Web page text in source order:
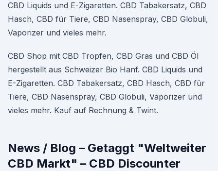
CBD Liquids und E-Zigaretten. CBD Tabakersatz, CBD
Hasch, CBD für Tiere, CBD Nasenspray, CBD Globuli,
Vaporizer und vieles mehr.
CBD Shop mit CBD Tropfen, CBD Gras und CBD Öl
hergestellt aus Schweizer Bio Hanf. CBD Liquids und
E-Zigaretten. CBD Tabakersatz, CBD Hasch, CBD für
Tiere, CBD Nasenspray, CBD Globuli, Vaporizer und
vieles mehr. Kauf auf Rechnung & Twint.
News / Blog – Getaggt "Weltweiter
CBD Markt" – CBD Discounter